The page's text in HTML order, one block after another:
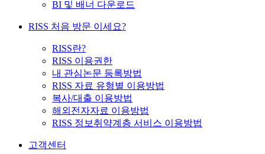
BI 및 배너 다운로드
RISS 처음 방문 이세요?
RISS란?
RISS 이용권한
내 관심논문 등록방법
RISS 자료 유형별 이용방법
복사/대출 이용방법
해외전자자료 이용방법
RISS 정보취약계층 서비스 이용방법
고객센터